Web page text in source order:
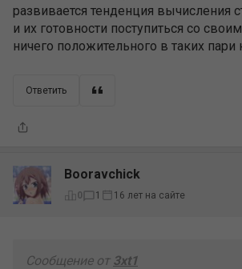
развивается тенденция вычисления
и их готовности поступиться со
ничего положительного в таких пари
Ответить
Booravchick
0 1 16 лет на сайте
Сообщение от 3xt1